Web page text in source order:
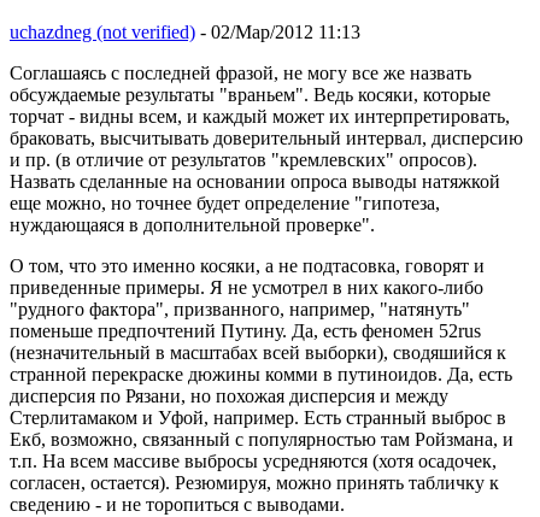
uchazdneg (not verified) - 02/Мар/2012 11:13
Соглашаясь с последней фразой, не могу все же назвать
обсуждаемые результаты "враньем". Ведь косяки, которые
торчат - видны всем, и каждый может их интерпретировать,
браковать, высчитывать доверительный интервал, дисперсию
и пр. (в отличие от результатов "кремлевских" опросов).
Назвать сделанные на основании опроса выводы натяжкой
еще можно, но точнее будет определение "гипотеза,
нуждающаяся в дополнительной проверке".
О том, что это именно косяки, а не подтасовка, говорят и
приведенные примеры. Я не усмотрел в них какого-либо
"рудного фактора", призванного, например, "натянуть"
поменьше предпочтений Путину. Да, есть феномен 52rus
(незначительный в масштабах всей выборки), сводяшийся к
странной перекраске дюжины комми в путиноидов. Да, есть
дисперсия по Рязани, но похожая дисперсия и между
Стерлитамаком и Уфой, например. Есть странный выброс в
Екб, возможно, связанный с популярностью там Ройзмана, и
т.п. На всем массиве выбросы усредняются (хотя осадочек,
согласен, остается). Резюмируя, можно принять табличку к
сведению - и не торопиться с выводами.